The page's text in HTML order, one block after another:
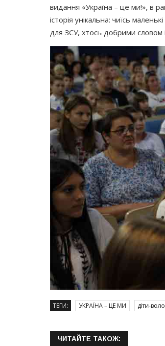
видання «Україна – це ми!», в
історія унікальна: чиїсь
для ЗСУ, хтось добрими словом
ТЕГИ: УКРАЇНА – ЦЕ МИ діти-
ЧИТАЙТЕ ТАКОЖ: